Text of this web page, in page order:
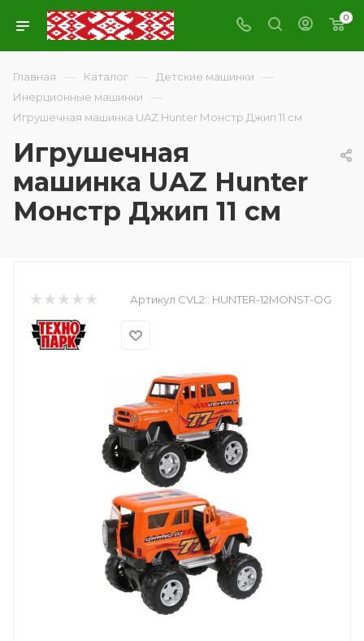
0
Главная — Каталог — Детские машинки —
Инерционные машинки —
Игрушечная машинка UAZ Hunter Монстр Джип 11 см
Игрушечная
машинка UAZ Hunter
Монстр Джип 11 см
Артикул CVL2:: HUNTER-12MONST-OG